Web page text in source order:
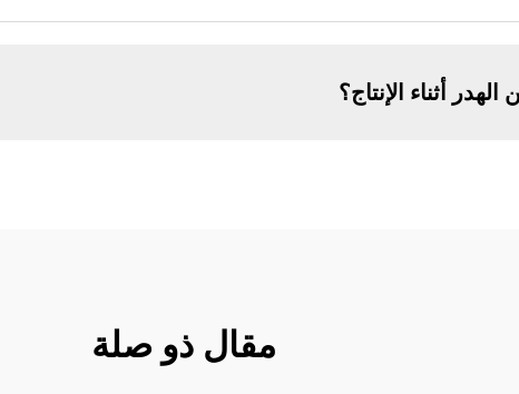
أثناء الإنتاج؟
مقال ذو صلة